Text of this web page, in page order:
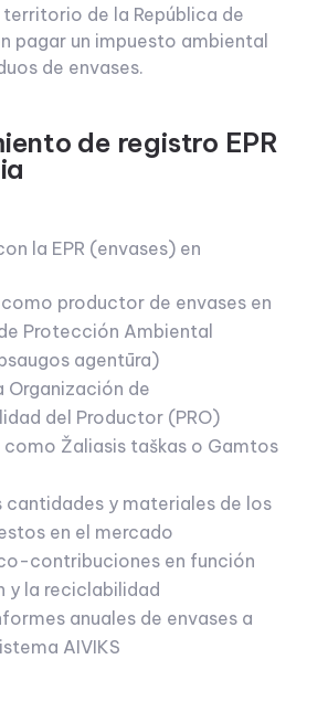
territorio de la República de
pagar un impuesto ambiental
de envases.
de registro EPR
la EPR (envases) en
productor de envases en
Protección Ambiental
agentūra)
Organización de
del Productor (PRO)
Žaliasis taškas o Gamtos
cantidades y materiales de los
en el mercado
contribuciones en función
y la reciclabilidad
anuales de envases a
AIVIKS